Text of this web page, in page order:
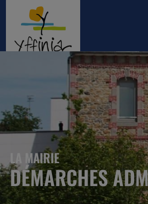
LA MAIRIE
DÉMARCHES